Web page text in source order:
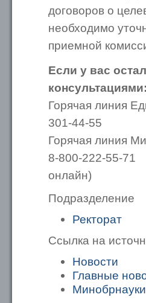
договоров о
необходимо
приемной
Если у вас
консультациями:
Горячая линия
301-44-55
Горячая линия
8-800-222-55-71
онлайн)
Подразделение
Ректорат
Ссылка на
Новости
Главные